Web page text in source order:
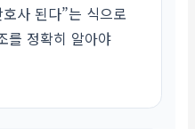
사 된다”는 식으로
를 정확히 알아야